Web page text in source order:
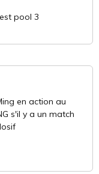
pool 3
en action au
s'il y a un match